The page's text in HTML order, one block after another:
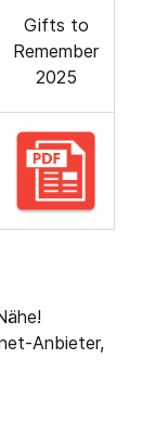
Gifts to
Remember
2025
Anbieter,